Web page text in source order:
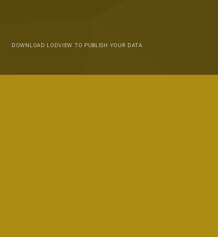
DOWNLOAD LODVIEW TO PUBLISH YOUR DATA